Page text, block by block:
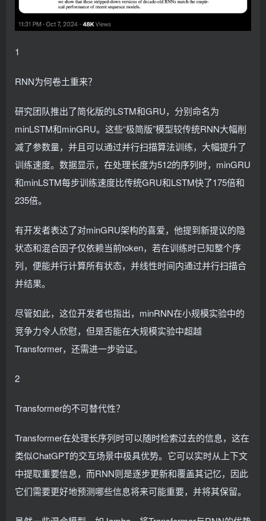
1
RNN为何卷土重来？
研究团队推出了简化版的LSTM和GRU，分别命名为
minLSTM和minGRU。这些“极简版”模型较传统RNN大幅削
减了参数量，并且可以通过并行扫描算法训练，大幅提升了
训练速度。数据显示，在处理长度为512的序列时，minGRU
和minLSTM每步训练速度比传统GRU和LSTM快了175倍和
235倍。
有开发者表达了对minGRU架构的喜爱，他提到新提议的隐
状态和混合因子仅依赖当前token，若在训练时已知整个序
列，便能并行计算所有状态，并线性时间内通过并行扫描合
并结果。
尽管如此，这位开发者也指出，minRNN在小规模实验中的
竞争力令人欣慰，但是否能在大规模实验中超越
Transformer，还需进一步验证。
2
Transformer的不可替代性？
Transformer在处理长序列时可以随时检索过去的信息，这在
类似ChatGPT的交互场景中极具优势。它可以实时从上下文
中提取重要信息，而RNN则是逐步更新和覆盖其记忆，因此
它们需要更好地预测哪些信息将来可能重要，并将其保留。